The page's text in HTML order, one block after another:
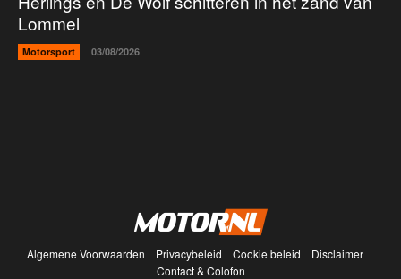
Lommel
Motorsport 03/08/2026
Algemene Voorwaarden Privacybeleid Cookie beleid
Disclaimer
Contact & Colofon